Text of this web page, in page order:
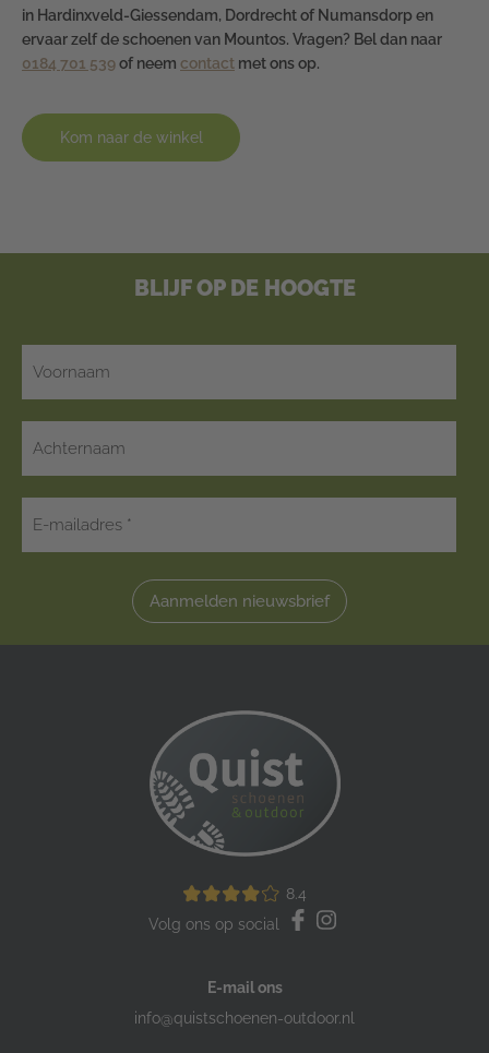
in Hardinxveld-Giessendam, Dordrecht of Numansdorp en
ervaar zelf de schoenen van Mountos. Vragen? Bel dan naar
0184 701 539of neem contact met ons op.
Kom naar de winkel
BLIJF OP DE HOOGTE
Aanmelden nieuwsbrief
8.4
Volg ons op social
E-mail ons
info@quistschoenen-outdoor.nl